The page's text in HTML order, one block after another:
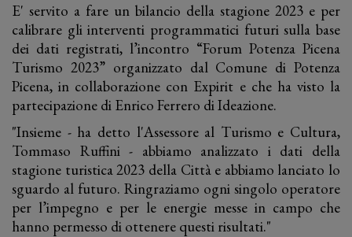
E' servito a fare un bilancio della stagione 2023 e per
calibrare gli interventi programmatici futuri sulla base
dei dati registrati, l’incontro “Forum Potenza Picena
Turismo 2023” organizzato dal Comune di Potenza
Picena, in collaborazione con Expirit e che ha visto la
partecipazione di Enrico Ferrero di Ideazione.
"Insieme - ha detto l'Assessore al Turismo e Cultura,
Tommaso Ruffini - abbiamo analizzato i dati della
stagione turistica 2023 della Città e abbiamo lanciato lo
sguardo al futuro. Ringraziamo ogni singolo operatore
per l’impegno e per le energie messe in campo che
hanno permesso di ottenere questi risultati."